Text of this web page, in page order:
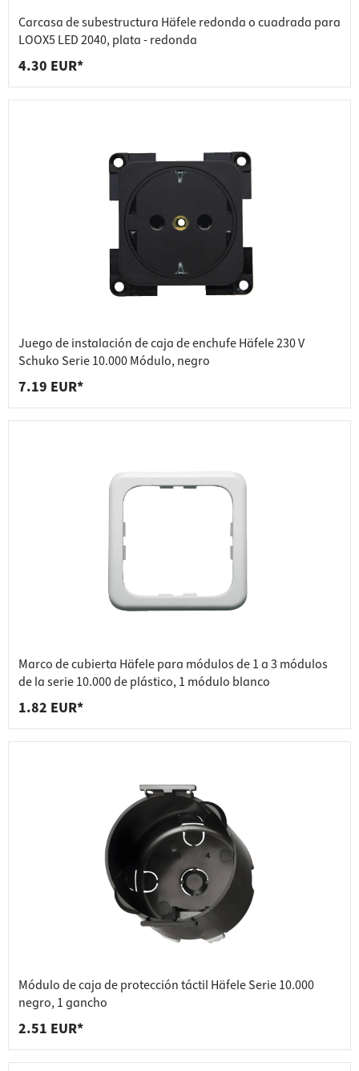
Carcasa de subestructura Häfele redonda o cuadrada para
LOOX5 LED 2040, plata - redonda
4.30 EUR*
Juego de instalación de caja de enchufe Häfele 230 V
Schuko Serie 10.000 Módulo, negro
7.19 EUR*
Marco de cubierta Häfele para módulos de 1 a 3 módulos
de la serie 10.000 de plástico, 1 módulo blanco
1.82 EUR*
Módulo de caja de protección táctil Häfele Serie 10.000
negro, 1 gancho
2.51 EUR*